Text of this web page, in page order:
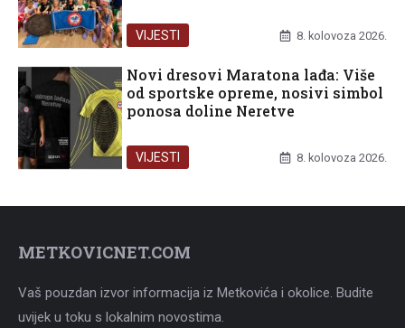
VIJESTI 8. kolovoza 2026.
Novi dresovi Maratona lađa: Više
od sportske opreme, nosivi simbol
ponosa doline Neretve
VIJESTI 8. kolovoza 2026.
METKOVICNET.COM
Vaš pouzdan izvor informacija iz Metkovića i okolice. Budite
uvijek u toku s lokalnim novostima.